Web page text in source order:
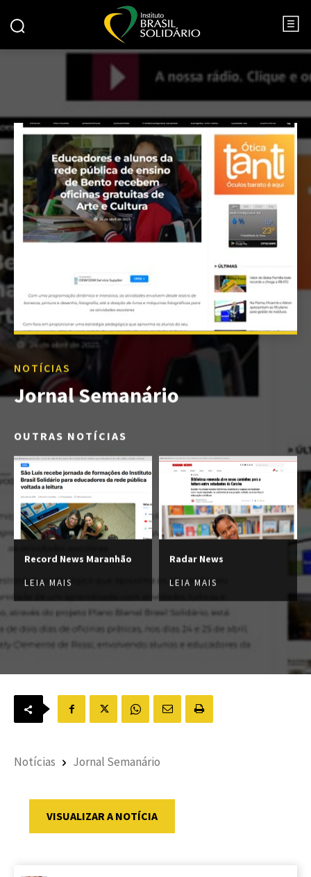
NOTÍCIAS
Jornal Semanário
OUTRAS NOTÍCIAS
Record News Maranhão
LEIA MAIS
Radar News
LEIA MAIS
Notícias Jornal Semanário
VISUALIZAR A NOTÍCIA